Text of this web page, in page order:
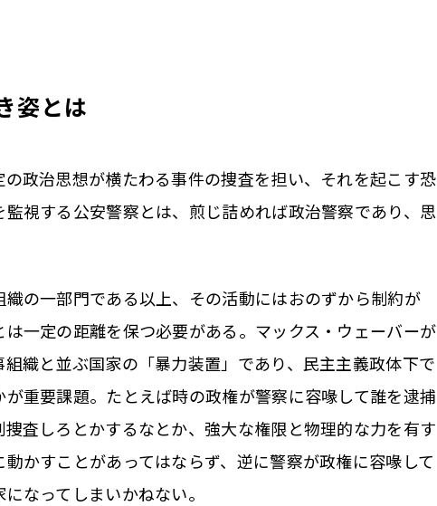
姿とは
政治思想が横たわる事件の捜査を担い、それを起こす恐
視する公安警察とは、煎じ詰めれば政治警察であり、思
の一部門である以上、その活動にはおのずから制約が
一定の距離を保つ必要がある。マックス・ウェーバーが
織と並ぶ国家の「暴力装置」であり、民主主義政体下で
重要課題。たとえば時の政権が警察に容喙して誰を逮捕
査しろとかするなとか、強大な権限と物理的な力を有す
かすことがあってはならず、逆に警察が政権に容喙して
なってしまいかねない。